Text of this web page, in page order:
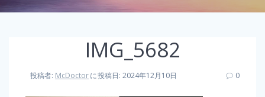
IMG_5682
投稿者: McDoctorに投稿日: 2024年12月10日 0